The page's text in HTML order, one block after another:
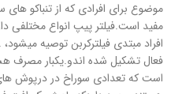
موضوع برای افرادی که از تنباکو های
مفید است.فیلتر پیپ انواع مختلفی
افراد مبتدی فیلترکربن توصیه
فعال تشکیل شده اندو.یکبار مصرف
است که تعدادی سوراخ در درپوش های